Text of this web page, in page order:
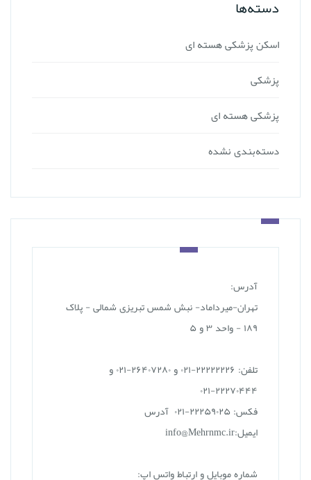
دسته‌ها
اسکن پزشکی هسته ای
پزشکی
پزشکی هسته ای
دسته‌بندی نشده
آدرس:
تهران-میرداماد- نبش شمس تبریزی شمالی - پلاک
۱۸۹ - واحد ۳ و ۵
تلفن: ۲۲۲۲۲۲۲۶-۰۲۱ و ۲۶۴۰۷۲۸۰-۰۲۱ و
۲۲۲۷۰۴۴۴-۰۲۱
فکس: ۲۲۲۵۹۰۲۵-۰۲۱ آدرس
ایمیل:info@Mehrnmc.ir
شماره موبایل و ارتباط واتس اپ: